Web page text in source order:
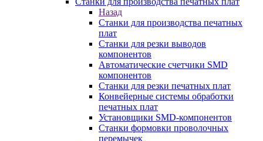
Назад
Станки для производства печатных
плат
Станки для резки выводов
компонентов
Автоматические счетчики SMD
компонентов
Станки для резки печатных плат
Конвейерные системы обработки
печатных плат
Установщики SMD-компонентов
Станки формовки проволочных
перемычек